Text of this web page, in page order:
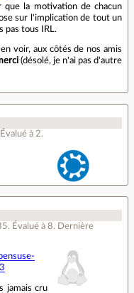
que la motivation de chacun
sur l'implication de tout un
pas tous IRL.
voir, aux côtés de nos amis
(désolé, je n'ai pas d'autre
Évalué à 2.
. Évalué à 8. Dernière
jamais cru